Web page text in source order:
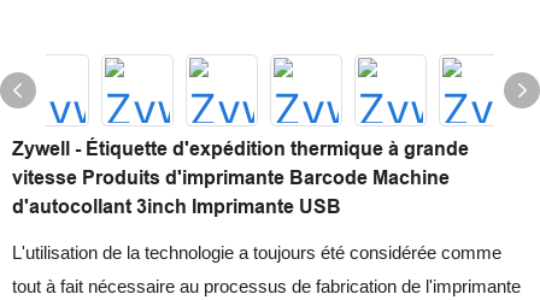
Zywell - Étiquette d'expédition thermique à grande
vitesse Produits d'imprimante Barcode Machine
d'autocollant 3inch Imprimante USB
L'utilisation de la technologie a toujours été considérée comme
tout à fait nécessaire au processus de fabrication de l'imprimante